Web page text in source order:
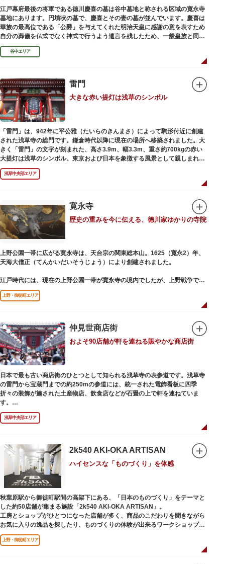
敷地内にはレストランやミュージアムショップのほか緑豊かな庭園も。季節
ごとの彩りを感じながらゆったりと散策するのもおすすめです。
江戸幕府最後の将軍である徳川慶喜の墓は谷中墓地と称される区域の寛永寺
墓地にあります。円墳状の墓で、慶喜とその妻の墓が並んでいます。慶喜は
華族の最高位である「公爵」を与えてくれた明治天皇に感謝の意を表すため
自分の葬儀を仏式でなく神式で行うよう遺言を残したため、一般皇族と同じ
ような円墳が建てられました。
谷中エリア
雷門
大きな赤い提灯は浅草のシンボル
「雷門」は、942年に平公雅（たいらのきんまさ）によって駒形付近に創建
された浅草寺の総門です。鎌倉時代以降に現在の場所へ移築されました。大
きく「雷門」の文字が刻まれた、高さ3.9m、幅3.3m、重さ約700kgの赤い
大提灯は浅草のシンボル。東京および日本を象徴する風景として親しまれ、
フォトスポットとしても国内外の観光客を魅了し続けています。
提灯の底部に施された見事な龍の彫刻や、門の北側（風神雷神の背後）に安
置されている浅草寺の護法善神「天龍像」と「金龍像」も見どころ。正式名
ます。日没から23時頃までは雷門や浅草寺がライトアップされ、昼間とは違
った荘厳な雰囲気に包まれます。
何度も焼失と再建を繰り返し、現在の雷門は1960年に松下電器産業（現パナ
ソニック）の松下幸之助氏の寄進により再建されたものです。
浅草中央部エリア
寛永寺
歴史の重みを今に伝える、徳川家ゆかりの寺院
上野公園一帯に広がる寛永寺は、天台宗の関東総本山。1625（寛永2）年、
天海大僧正（てんかいだいそうじょう）により創建されました。
江戸時代には、現在の上野公園一帯が寛永寺の境内でしたが、上野戦争でそ
の多くを焼失。現在は根本中堂をはじめ開山堂（両大師）、不忍池辯天堂、
上野大仏（パゴダ）、輪王殿などの建造物が上野公園とその周辺に点在して
います。戦火を免れた輪王寺門跡御本坊表門、徳川将軍霊廟勅額門など重要
清水観音堂の舞台前に復元された「月の松」は、浮世絵師歌川広重の「名所
江戸百景」にも描かれていることで有名。丸い形の松から不忍池辯天堂を見
下ろす風流な景観は、絶好のフォトスポットとなっています。
東叡山（とうえいざん）という山号は、東の「比叡山延暦寺」を意味してお
り、比叡山や京都の有名寺院になぞらえて上野の山に数多くの堂舎が建立さ
れました。本尊は薬師瑠璃光如来（やくしるりこうにょらい）で、伝教大師
最澄が自ら彫ったと伝えられる秘仏です。徳川歴代将軍の祈祷寺と菩提寺を
兼ね、御霊廟には6名の将軍が埋葬されています。
上野・御徒町エリア
仲見世商店街
およそ90店舗が軒を連ねる賑やかな商店街
日本で最も古い商店街のひとつとして知られる浅草寺の表参道です。浅草寺
の雷門から宝蔵門までの約250mの参道には、統一された電飾看板に四季
折々の装飾が施された土産物店、飲食店などが石畳の上で軒を連ねていま
す。
人形焼や手焼きせんべいをはじめ、団子や揚げまんじゅう、雷おこしなどの
銘菓、和傘や扇子など伝統工芸品も並び、歩いているだけで浅草らしさを感
じる場所です。江戸文化を感じる粋な商品の数々は、海外からの観光客にも
ての味を堪能できるのも魅力。下町っ子の威勢の良い売り声が飛び交うな
か、お気に入りのお土産探しをお楽しみください。
浅草中央部エリア
2k540 AKI-OKA ARTISAN
ハイセンスな「ものづくり」を体感
秋葉原駅から御徒町駅間の高架下にある、「日本のものづくり」をテーマと
した約50店舗が集まる施設「2k540 AKI-OKA ARTISAN」。
工房とショップがひとつになった店舗が多く、商品のこだわりを聞きながら
お気に入りの逸品を探したり、ものづくりの体験が出来るワークショップに
参加して自分だけのオリジナル商品を作ったり、クリエイターと直接コミュ
ニケーションをとりながらのショッピングが楽しめます。飲食店もあるので
上野・御徒町エリア